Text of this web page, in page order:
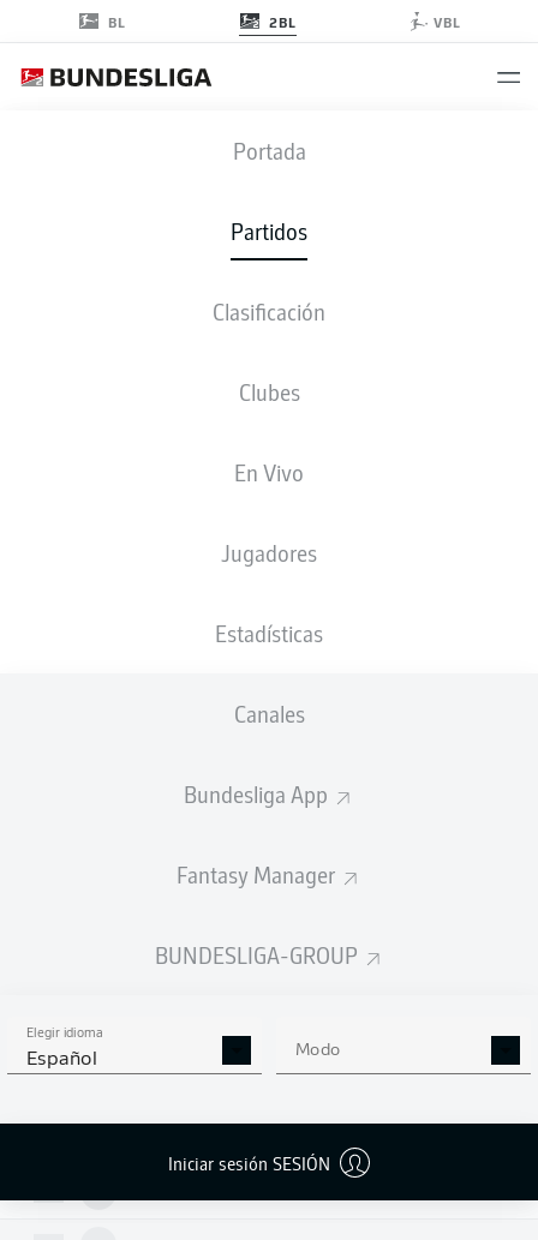
BL 2BL VBL
Portada
Partidos
Clasificación
Clubes
En Vivo
Jugadores
Estadísticas
Canales
Bundesliga App
Fantasy Manager
BUNDESLIGA-GROUP
Elegir idioma
Español Modo
Iniciar sesión SESIÓN
SGD - KSV
2 1
ALINEACIONES ESTADÍSTICAS